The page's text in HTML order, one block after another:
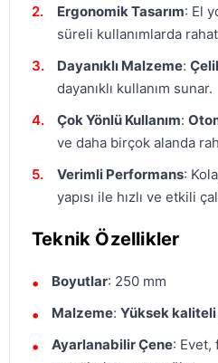
Ergonomik Tasarım: El
süreli kullanımlarda
Dayanıklı Malzeme:
dayanıklı kullanım sunar.
Çok Yönlü Kullanım:
ve daha birçok alanda
Verimli Performans:
yapısı ile hızlı ve etkili
Teknik Özellikler
Boyutlar: 250 mm
Malzeme: Yüksek
Ayarlanabilir Çene: Evet,